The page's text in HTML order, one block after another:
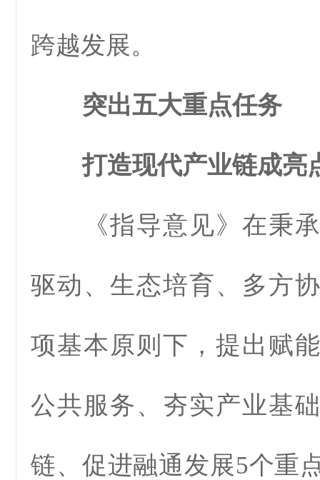
跨越发展。
突出五大重点任务
打造现代产业链成亮
《指导意见》在秉承
驱动、生态培育、多方
项基本原则下，提出赋
公共服务、夯实产业基
链、促进融通发展5个重